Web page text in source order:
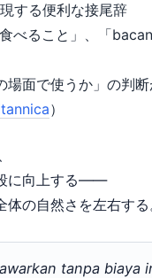
する便利な接尾辞
べること」、「
場面で使うか」の判
）
に向上する——
体の自然さを左右す
tanpa biaya